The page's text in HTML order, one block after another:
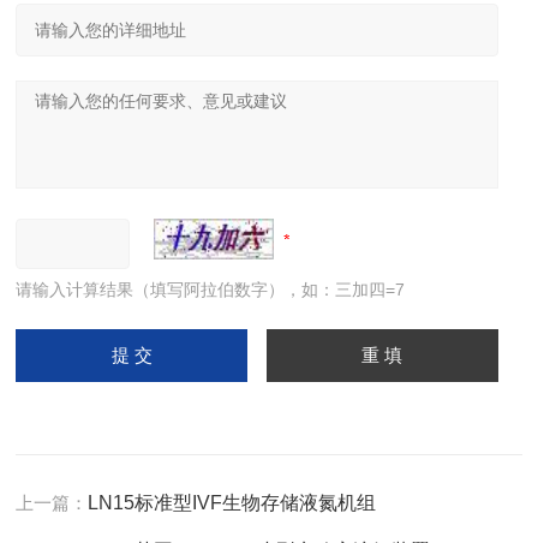
请输入计算结果（填写阿拉伯数字），如：三加四=7
上一篇： LN15标准型IVF生物存储液氮机组